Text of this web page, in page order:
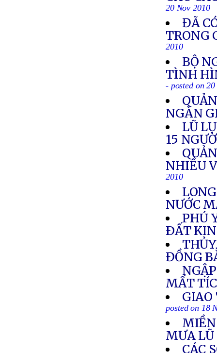
20 Nov 2010
ĐÃ
TRONG
2010
BỘ
TÌNH
- posted on
NGÀN
LŨ
15
NHIỀU
2010
NƯỚC
PHÚ
ÐẤT
ĐỒNG
MẤT
GIAO
posted on 18
MƯA LŨ
CÁC